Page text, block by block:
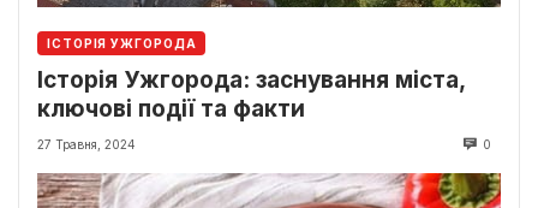
ІСТОРІЯ УЖГОРОДА
Історія Ужгорода: заснування міста,
ключові події та факти
27 Травня, 2024 0